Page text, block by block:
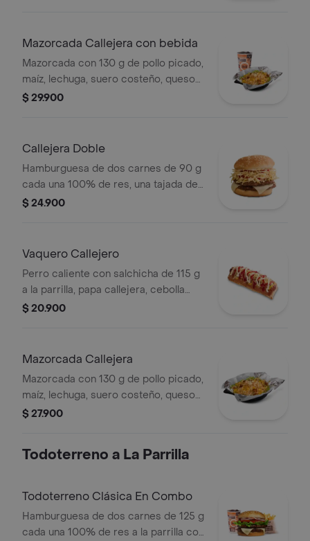
Mazorcada Callejera con bebida
Mazorcada con 130 g de pollo picado,
maíz, lechuga, suero costeño, queso
costeño, salsa BBQ, salsa Corral,
$ 29.900
Callejera Doble
Hamburguesa de dos carnes de 90 g
cada una 100% de res, una tajada de
queso tipo mozzarella, papas
$ 24.900
Vaquero Callejero
Perro caliente con salchicha de 115 g
a la parrilla, papa callejera, cebolla
picada, salsa blanca, salsa de tomate
$ 20.900
Mazorcada Callejera
Mazorcada con 130 g de pollo picado,
maíz, lechuga, suero costeño, queso
costeño, salsa BBQ, salsa Corral,
$ 27.900
Todoterreno a La Parrilla
Todoterreno Clásica En Combo
Hamburguesa de dos carnes de 125 g
cada una 100% de res a la parrilla con